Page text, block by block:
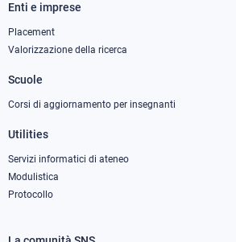
Footer
column
Enti e imprese
Placement
Valorizzazione della ricerca
Scuole
Corsi di aggiornamento per insegnanti
Utilities
Servizi informatici di ateneo
Modulistica
Protocollo